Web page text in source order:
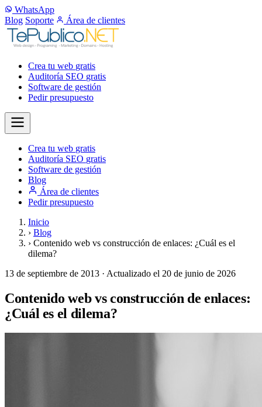
WhatsApp
Blog Soporte Área de clientes
Crea tu web gratis
Auditoría SEO gratis
Software de gestión
Pedir presupuesto
Crea tu web gratis
Auditoría SEO gratis
Software de gestión
Blog
Área de clientes
Pedir presupuesto
Inicio
› Blog
› Contenido web vs construcción de enlaces: ¿Cuál es el
dilema?
13 de septiembre de 2013 · Actualizado el 20 de junio de 2026
Contenido web vs construcción de enlaces:
¿Cuál es el dilema?